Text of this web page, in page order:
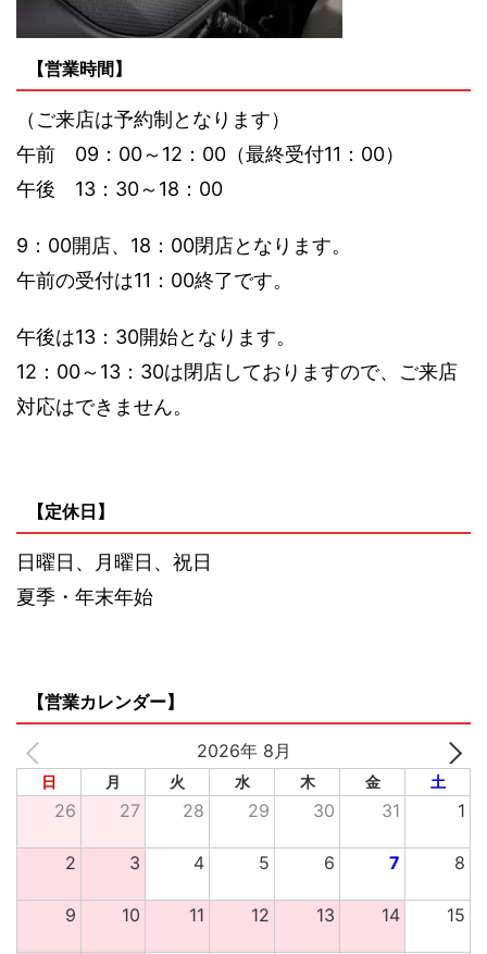
【営業時間】
（ご来店は予約制となります）
午前 09：00～12：00（最終受付11：00）
午後 13：30～18：00
9：00開店、18：00閉店となります。
午前の受付は11：00終了です。
午後は13：30開始となります。
12：00～13：30は閉店しておりますので、ご来店
対応はできません。
【定休日】
日曜日、月曜日、祝日
夏季・年末年始
【営業カレンダー】
2026年 8月
日 月 火 水 木 金 土
26 27 28 29 30 31 1
2 3 4 5 6 7 8
9 10 11 12 13 14 15